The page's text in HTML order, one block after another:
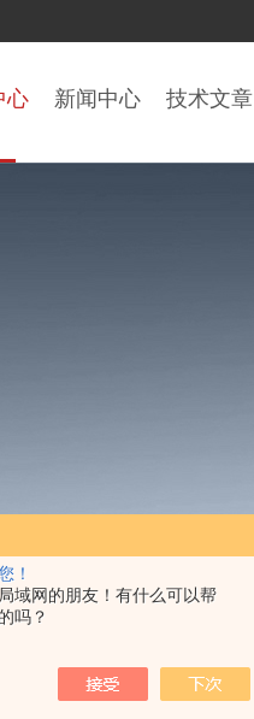
！
域网的朋友！有什么可以帮
吗？
心 新闻中心 技术文章
成分 合金金属元素分析维修